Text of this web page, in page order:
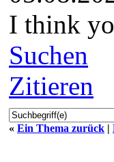
I think
Suchen
Zitieren
« Ein Thema zurück |